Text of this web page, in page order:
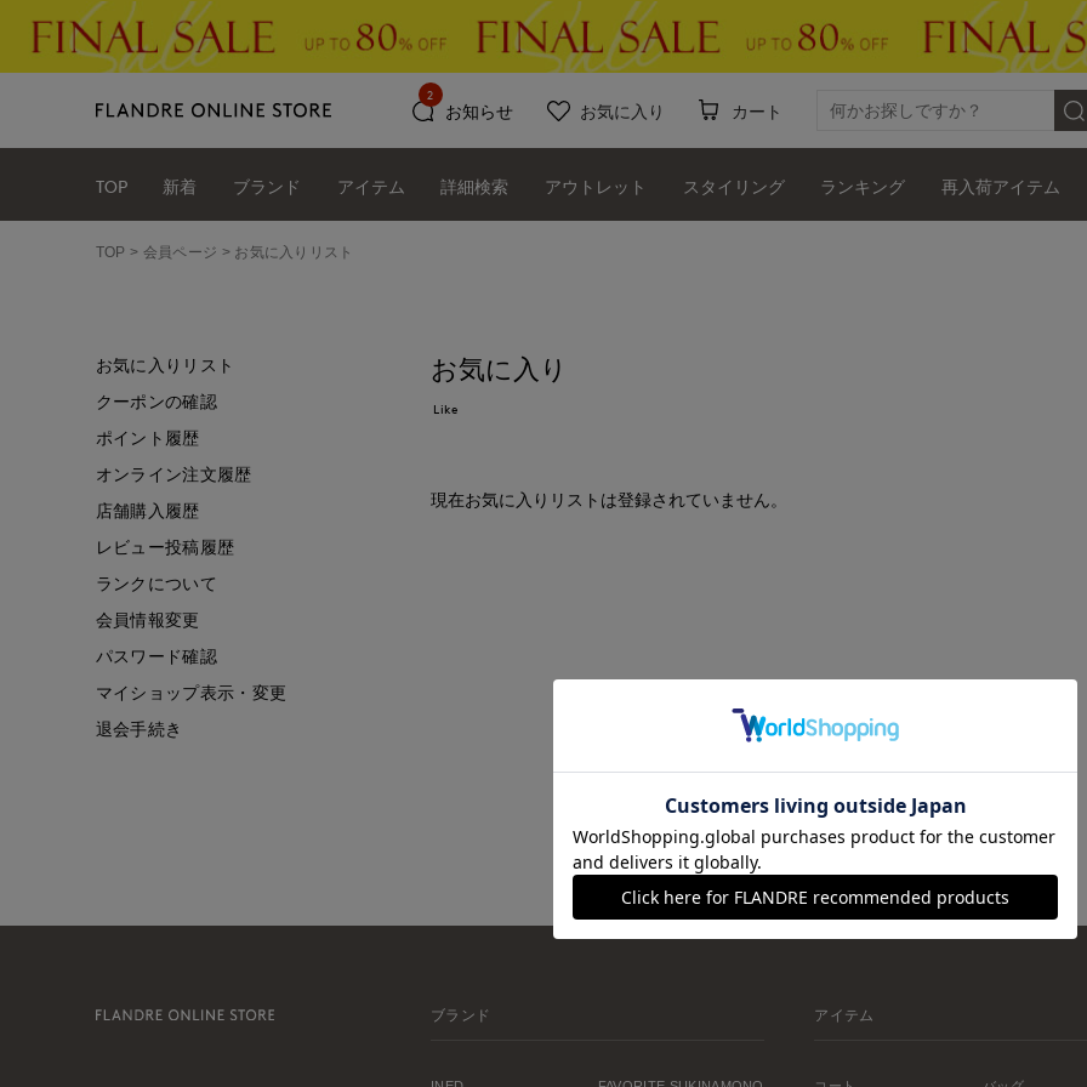
お知らせ
2
お気に入り カート
TOP 新着 ブランド アイテム 詳細検索 アウトレット スタイリング ランキング 再入荷アイテム
TOP 会員ページ お気に入りリスト
お気に入り
Like
現在お気に入りリストは登録されていません。
お気に入りリスト
クーポンの確認
ポイント履歴
オンライン注文履歴
店舗購入履歴
レビュー投稿履歴
ランクについて
会員情報変更
パスワード確認
マイショップ表示・変更
退会手続き
ブランド アイテム